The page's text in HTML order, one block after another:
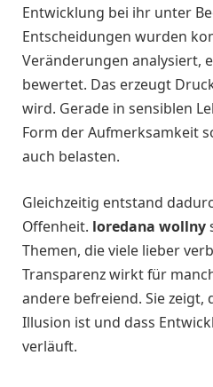
Entwicklung bei ihr unter
Entscheidungen wurden
Veränderungen analysiert,
bewertet. Das erzeugt
wird. Gerade in sensiblen
Form der Aufmerksamkeit
auch belasten.
Gleichzeitig entstand
Offenheit. loredana wollny
Themen, die viele lieber
Transparenz wirkt für
andere befreiend. Sie zeigt,
Illusion ist und dass
verläuft.